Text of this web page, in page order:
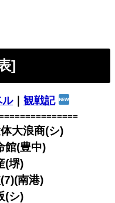
]
ル｜ 観戦記
大浪商(シ)
館(豊中)
(堺)
南港)
(シ)